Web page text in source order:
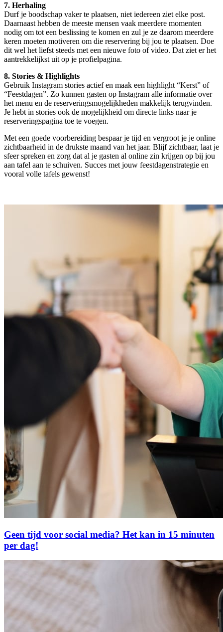
7. Herhaling
Durf je boodschap vaker te plaatsen, niet iedereen ziet elke post.
Daarnaast hebben de meeste mensen vaak meerdere momenten
nodig om tot een beslissing te komen en zul je ze daarom meerdere
keren moeten motiveren om die reservering bij jou te plaatsen. Doe
dit wel het liefst steeds met een nieuwe foto of video. Dat ziet er het
aantrekkelijkst uit op je profielpagina.
8. Stories & Highlights
Gebruik Instagram stories actief en maak een highlight “Kerst” of
“Feestdagen”. Zo kunnen gasten op Instagram alle informatie over
het menu en de reserveringsmogelijkheden makkelijk terugvinden.
Je hebt in stories ook de mogelijkheid om directe links naar je
reserveringspagina toe te voegen.
Met een goede voorbereiding bespaar je tijd en vergroot je je online
zichtbaarheid in de drukste maand van het jaar. Blijf zichtbaar, laat je
sfeer spreken en zorg dat al je gasten al online zin krijgen op bij jou
aan tafel aan te schuiven. Succes met jouw feestdagenstrategie en
vooral volle tafels gewenst!
Geen tijd voor social media? Het kan in 15 minuten
per dag!